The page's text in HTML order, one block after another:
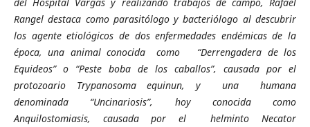
Rangel destaca como parasitólogo y bacteriólogo al descubrir
los agente etiológicos de dos enfermedades endémicas de la
época, una animal conocida como “Derrengadera de los
Equideos” o “Peste boba de los caballos”, causada por el
protozoario Trypanosoma equinun, y una humana
denominada “Uncinariosis”, hoy conocida como
Anquilostomiasis, causada por el helminto Necator